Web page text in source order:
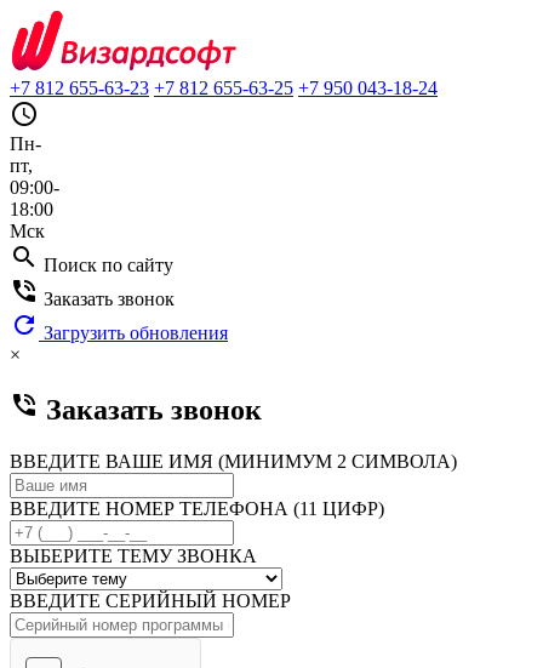
+7 812 655-63-23 +7 812 655-63-25 +7 950 043-18-24
query_builder
Пн-
пт,
09:00-
18:00
Мск
search Поиск по сайту
phone_in_talk Заказать звонок
refresh Загрузить обновления
×
phone_in_talk Заказать звонок
ВВЕДИТЕ ВАШЕ ИМЯ (МИНИМУМ 2 СИМВОЛА)
ВВЕДИТЕ НОМЕР ТЕЛЕФОНА (11 ЦИФР)
ВЫБЕРИТЕ ТЕМУ ЗВОНКА
ВВЕДИТЕ СЕРИЙНЫЙ НОМЕР